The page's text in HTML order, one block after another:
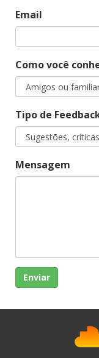
Email
Como você
Tipo de
Mensagem
Enviar